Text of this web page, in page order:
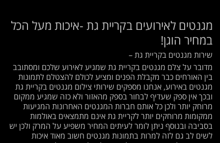
מגנטים לאירועים בקריית גת -איכות מעל הכל
במחיר הוגן!
שירות מגנטים בקריית גת –
מדובר על צלם מגנטים בקריית גת שמגיע לאירוע שלכם ומסתובב
בין האורחים כבר מקבלת הפנים ומציע לכולם להצטלם לתמונות
מגנטים באירוע, אנחנו מספקים שירותי צילום מגנטים בקריית גת
ובכך אין ספק שעדיף לבחור בספק מהאזור ולא כזה שמגיע ממקום
מרוחק יותר ולכן כל אותם חברות המגנטים האחרונות המגיעות
ממקומות מרוחקים יותר לקריית גת אינם מתמצאים באולמות
בסביבה ובנוסף ניתן לומר לעיתים המחיר משפיע על המרק ולכן יש
לשים לב גם לזה למרות בתמונות מגנטים חשוב מאוד איכות